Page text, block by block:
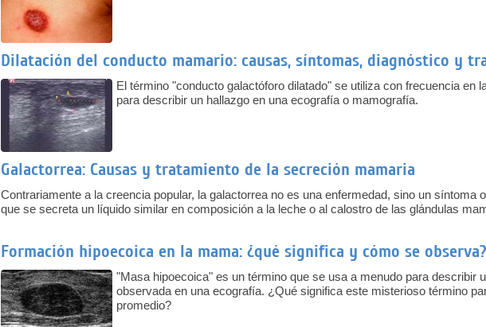
Dilatación del conducto mamario: causas, síntomas, diagnóstico y
El término "conducto galactóforo dilatado" se utiliza con frecuencia en
para describir un hallazgo en una ecografía o mamografía.
Galactorrea: Causas y tratamiento de la secreción mamaria
Contrariamente a la creencia popular, la galactorrea no es una enfermedad, sino un síntoma
que se secreta un líquido similar en composición a la leche o al calostro de las glándulas
Formación hipoecoica en la mama: ¿qué significa y cómo se observa?
"Masa hipoecoica" es un término que se usa a menudo para describir
observada en una ecografía. ¿Qué significa este misterioso término
promedio?